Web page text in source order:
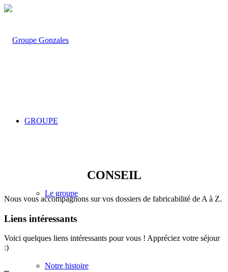
GROUPE
Le groupe
Notre histoire
CONSEIL
Nous vous accompagnons sur vos dossiers de fabricabilité de A à Z.
Liens intéressants
Voici quelques liens intéressants pour vous ! Appréciez votre séjour
:)